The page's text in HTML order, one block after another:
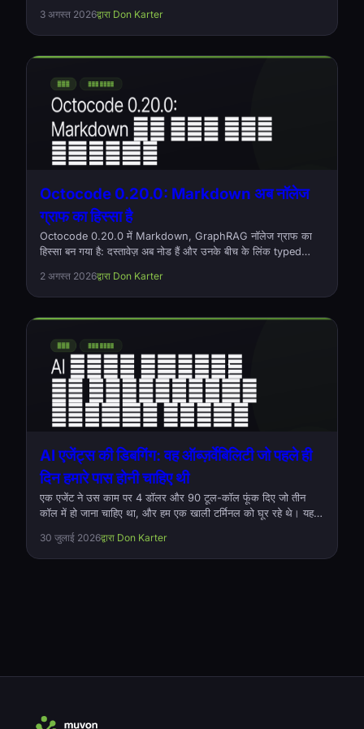
हुआ। ओपन सोर्स, Rust, Apache-2.0.
3 अगस्त 2026द्वारा Don Karter
Octocode 0.20.0: Markdown अब नॉलेज
ग्राफ का हिस्सा है
Octocode 0.20.0 में Markdown, GraphRAG नॉलेज ग्राफ का
हिस्सा बन गया है: दस्तावेज़ अब नोड हैं और उनके बीच के लिंक typed
बताए गायब होने वाली relationships का सुधार भी है, और उन्हें लोड करने
में अब आधी मेमोरी लगती है। ओपन सोर्स, Apache-2.0।
2 अगस्त 2026द्वारा Don Karter
AI एजेंट्स की डिबगिंग: वह ऑब्ज़र्वेबिलिटी जो पहले ही
दिन हमारे पास होनी चाहिए थी
एक एजेंट ने उस काम पर 4 डॉलर और 90 टूल-कॉल फूंक दिए जो तीन
कॉल में हो जाना चाहिए था, और हम एक खाली टर्मिनल को घूर रहे थे। यह
— Octomind के /info, /report और /context, zstd सेशन लॉग,
RUST_LOG ट्रेसिंग, --format jsonl और हर upstream रिक्वेस्ट
30 जुलाई 2026द्वारा Don Karter